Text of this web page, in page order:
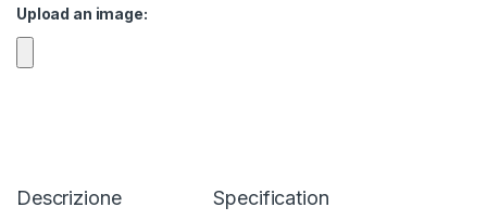
Upload an image:
Descrizione Specification